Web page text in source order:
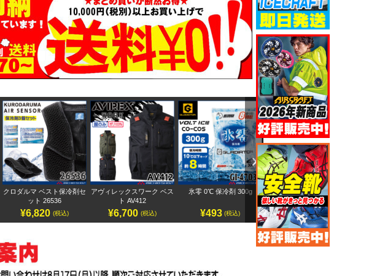
クロダルマ ベスト保冷剤セ
ット 26536
¥6,820 (税込)
アヴィレックスワーク ベス
ト AV412
¥6,700 (税込)
氷零 0℃ 保冷剤 300g
¥493 (税込)
アヴィレックスワーク 半袖
ブルゾン AV413
¥7,500 (税込)
Next